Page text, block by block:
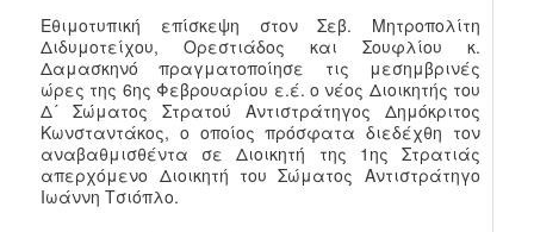
Εθιμοτυπική επίσκεψη στον Σεβ. Μητροπολίτη
Διδυμοτείχου, Ορεστιάδος και Σουφλίου κ.
Δαμασκηνό πραγματοποίησε τις μεσημβρινές
ώρες της 6ης Φεβρουαρίου ε.έ. ο νέος Διοικητής του
Δ´ Σώματος Στρατού Αντιστράτηγος Δημόκριτος
Κωνσταντάκος, ο οποίος πρόσφατα διεδέχθη τον
αναβαθμισθέντα σε Διοικητή της 1ης Στρατιάς
απερχόμενο Διοικητή του Σώματος Αντιστράτηγο
Ιωάννη Τσιόπλο.